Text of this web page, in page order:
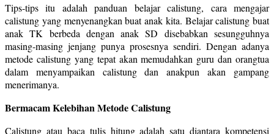
Tips-tips itu adalah panduan belajar calistung, cara mengajar
calistung yang menyenangkan buat anak kita. Belajar calistung buat
anak TK berbeda dengan anak SD disebabkan sesungguhnya
masing-masing jenjang punya prosesnya sendiri. Dengan adanya
metode calistung yang tepat akan memudahkan guru dan orangtua
dalam menyampaikan calistung dan anakpun akan gampang
menerimanya.
Bermacam Kelebihan Metode Calistung
Calistung atau baca tulis hitung adalah satu diantara kompetensi